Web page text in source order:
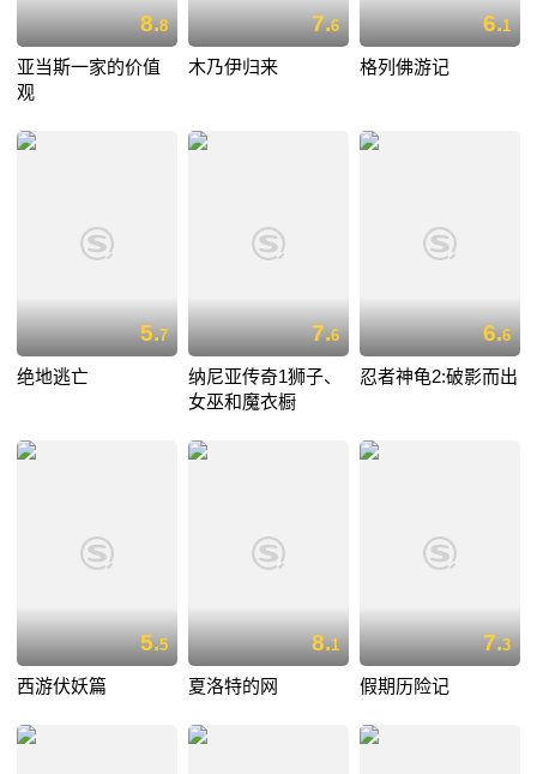
8.8
亚当斯一家的价值
观
7.6
木乃伊归来
6.1
格列佛游记
5.7
绝地逃亡
7.6
纳尼亚传奇1狮子、
女巫和魔衣橱
6.6
忍者神龟2:破影而出
5.5
西游伏妖篇
8.1
夏洛特的网
7.3
假期历险记